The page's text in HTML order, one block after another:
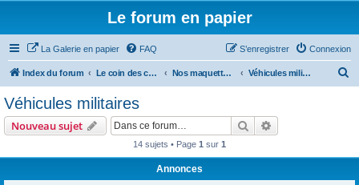
Le forum en papier
La Galerie en papier FAQ Connexion
S’enregistrer
Index du forum Le coin des concepteurs Nos maquettes à télécharger Véhicules militaires
Véhicules militaires
Nouveau sujet Rechercher
14 sujets • Page 1 sur 1
Annonces